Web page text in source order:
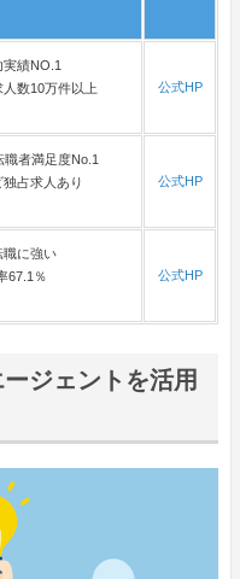
績NO.1
人数10万件以上
公式HP
職者満足度No.1
独占求人あり
公式HP
職に強い
67.1％
公式HP
ジェントを活用